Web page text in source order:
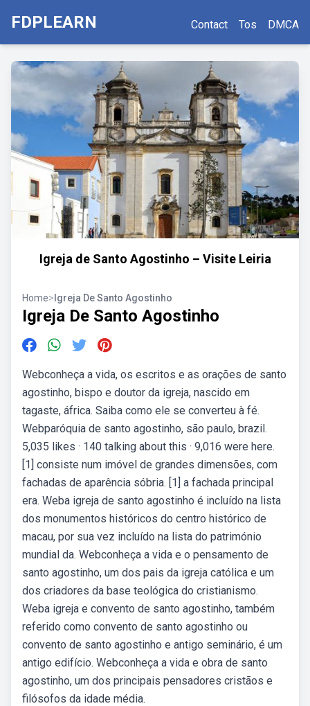
FDPLEARN Contact Tos DMCA
Igreja de Santo Agostinho – Visite Leiria
Home> Igreja De Santo Agostinho
Igreja De Santo Agostinho
Webconheça a vida, os escritos e as orações de santo
agostinho, bispo e doutor da igreja, nascido em
tagaste, áfrica. Saiba como ele se converteu à fé.
Webparóquia de santo agostinho, são paulo, brazil.
5,035 likes · 140 talking about this · 9,016 were here.
[1] consiste num imóvel de grandes dimensões, com
fachadas de aparência sóbria. [1] a fachada principal
era. Weba igreja de santo agostinho é incluído na lista
dos monumentos históricos do centro histórico de
macau, por sua vez incluído na lista do património
mundial da. Webconheça a vida e o pensamento de
santo agostinho, um dos pais da igreja católica e um
dos criadores da base teológica do cristianismo.
Weba igreja e convento de santo agostinho, também
referido como convento de santo agostinho ou
convento de santo agostinho e antigo seminário, é um
antigo edifício. Webconheça a vida e obra de santo
agostinho, um dos principais pensadores cristãos e
filósofos da idade média.